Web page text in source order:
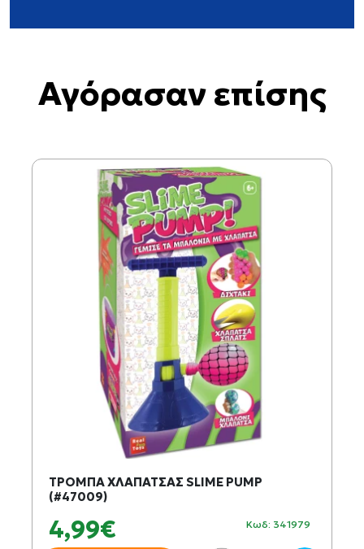
Αγόρασαν επίσης
ΤΡΟΜΠΑ ΧΛΑΠΑΤΣΑΣ SLIME PUMP
(#47009)
4,99€ Κωδ: 341979